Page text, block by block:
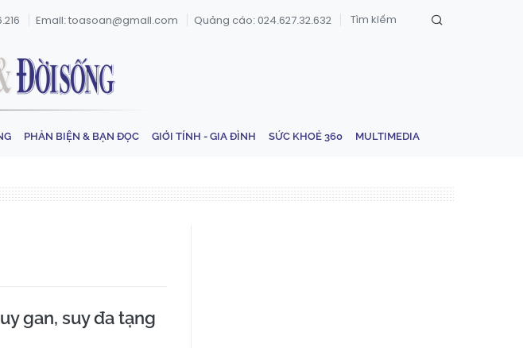
Email: toasoan@gmail.com Quảng cáo: 024.627.32.632
PHẢN BIỆN & BẠN ĐỌC GIỚI TÍNH - GIA ĐÌNH SỨC KHOẺ 360 MULTIMEDIA
gan, suy đa tạng